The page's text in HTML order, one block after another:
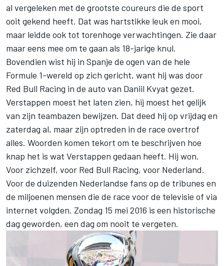
al vergeleken met de grootste coureurs die de sport
ooit gekend heeft. Dat was hartstikke leuk en mooi,
maar leidde ook tot torenhoge verwachtingen. Zie daar
maar eens mee om te gaan als 18-jarige knul.
Bovendien wist hij in Spanje de ogen van de hele
Formule 1-wereld op zich gericht, want hij was door
Red Bull Racing in de auto van Daniil Kvyat gezet.
Verstappen moest het laten zien, hij moest het gelijk
van zijn teambazen bewijzen. Dat deed hij op vrijdag en
zaterdag al, maar zijn optreden in de race overtrof
alles. Woorden komen tekort om te beschrijven hoe
knap het is wat Verstappen gedaan heeft. Hij won.
Voor zichzelf, voor Red Bull Racing, voor Nederland.
Voor de duizenden Nederlandse fans op de tribunes en
de miljoenen mensen die de race voor de televisie of via
internet volgden. Zondag 15 mei 2016 is een historische
dag geworden, een dag om nooit te vergeten.